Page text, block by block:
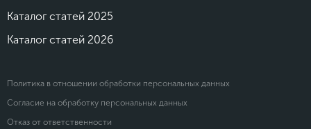
Каталог статей 2025
Каталог статей 2026
Политика в отношении обработки персональных данных
Согласие на обработку персональных данных
Отказ от ответственности